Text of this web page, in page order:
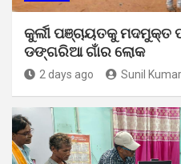
କୁର୍ଲୀ ପଞ୍ଚାୟତକୁ ମଦମୁକ୍ତ
ଡଙ୍ଗରିଆ ଗାଁର ଲୋକ
2 days ago Sunil